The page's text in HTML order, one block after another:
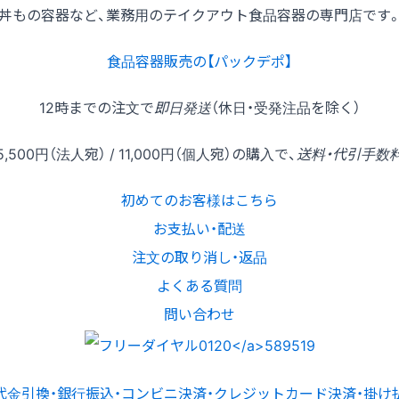
もの容器など、業務用のテイクアウト食品容器の専門店です。
食品容器販売の【パックデポ】
12時までの注文で即日発送（休日・受発注品を除く）
円（法人宛） / 11,000円（個人宛）の購入で、 送料・代引手数
初めてのお客様はこちら
お支払い・配送
注文の取り消し・返品
よくある質問
問い合わせ